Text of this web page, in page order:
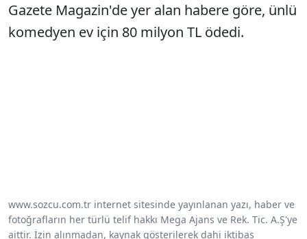
Gazete Magazin'de yer alan habere göre, ünlü
komedyen ev için 80 milyon TL ödedi.
www.sozcu.com.tr internet sitesinde yayınlanan yazı, haber ve
fotoğrafların her türlü telif hakkı Mega Ajans ve Rek. Tic. A.Ş'ye
aittir. İzin alınmadan, kaynak gösterilerek dahi iktibas